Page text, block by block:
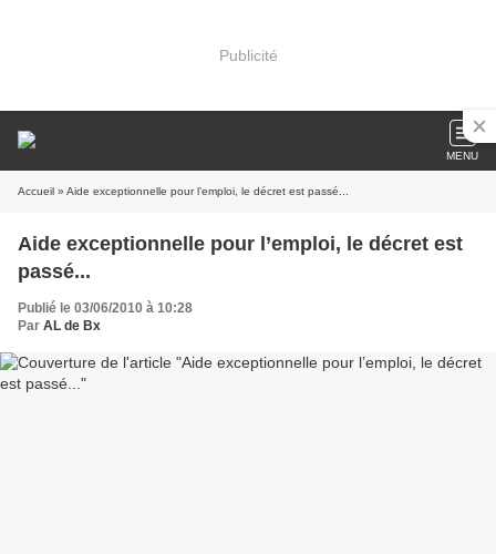
Publicité
MENU
Accueil » Aide exceptionnelle pour l’emploi, le décret est passé...
Aide exceptionnelle pour l’emploi, le décret est
passé...
Publié le 03/06/2010 à 10:28
Par AL de Bx